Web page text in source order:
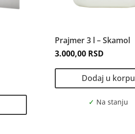
Prajmer 3 l – Skamol
3.000,00 RSD
Dodaj u korpu